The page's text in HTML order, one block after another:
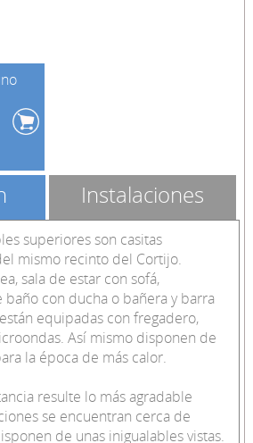
Instalaciones
superiores son casitas
mismo recinto del Cortijo.
sala de estar con sofá,
con ducha o bañera y barra
equipadas con fregadero,
Así mismo disponen de
la época de más calor.
resulte lo más agradable
se encuentran cerca de
de unas inigualables vistas.